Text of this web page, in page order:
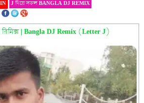
IN
J দি‌য়ে সকল BANGLA DJ REMIX
রিমিক্স | Bangla DJ Remix (Letter J)